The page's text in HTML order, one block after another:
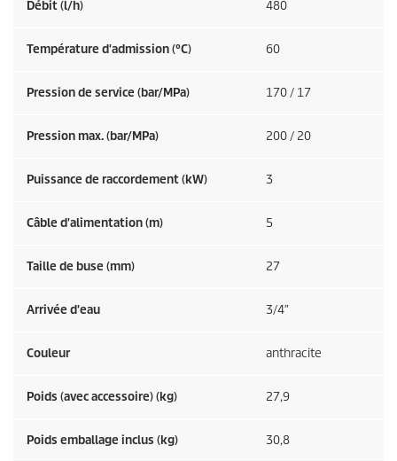
Débit (l/h) 480
Température d'admission (°C) 60
Pression de service (bar/MPa) 170 / 17
Pression max. (bar/MPa) 200 / 20
Puissance de raccordement (kW) 3
Câble d'alimentation (m) 5
Taille de buse (mm) 27
Arrivée d'eau 3/4″
Couleur anthracite
Poids (avec accessoire) (kg) 27,9
Poids emballage inclus (kg) 30,8